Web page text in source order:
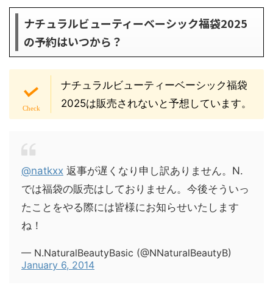
ナチュラルビューティーベーシック福袋2025
の予約はいつから？
ナチュラルビューティーベーシック福袋
2025は販売されないと予想しています。
@natkxx 返事が遅くなり申し訳ありません。N.
では福袋の販売はしておりません。今後そういっ
たことをやる際には皆様にお知らせいたします
ね！
— N.NaturalBeautyBasic (@NNaturalBeautyB)
January 6, 2014